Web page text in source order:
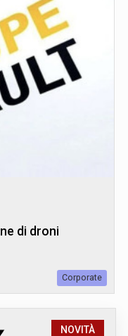
di droni
Corporate
NOVITÀ